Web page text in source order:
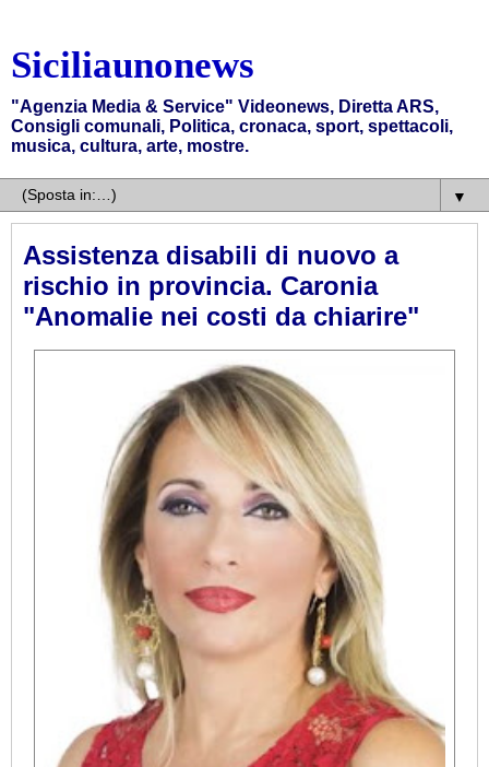
Siciliaunonews
"Agenzia Media & Service" Videonews, Diretta ARS,
Consigli comunali, Politica, cronaca, sport, spettacoli,
musica, cultura, arte, mostre.
▼
Assistenza disabili di nuovo a
rischio in provincia. Caronia
"Anomalie nei costi da chiarire"